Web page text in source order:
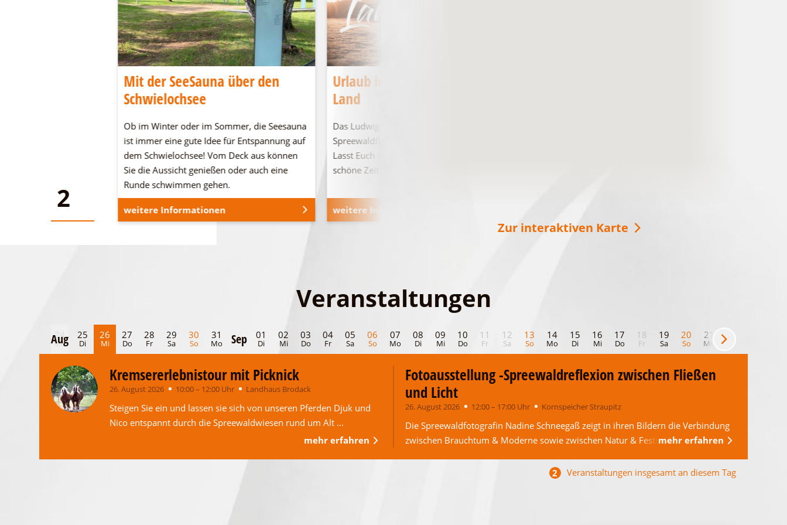
Mit der SeeSauna über den
Schwielochsee
Ob im Winter oder im Sommer, die Seesauna
ist immer eine gute Idee für Entspannung auf
dem Schwielochsee! Vom Deck aus können
Sie die Aussicht genießen oder auch eine
Runde schwimmen gehen.
weitere Informationen
Urlaub im Ludwig-Leichhardt-
Land
Das Ludwig-Leichhardt-Land an den
Spreewaldfließen, den Seen und in der Heide.
Lasst Euch inspirieren und verbringt eine
schöne Zeit bei …
weitere Informationen
2
Zur interaktiven Karte
Veranstaltungen
24
Mo
25
Di
26
Mi
27
Do
28
Fr
29
Sa
30
So
31
Mo Sep 01
Di
02
Mi
03
Do
04
Fr
05
Sa
06
So
07
Mo
08
Di
09
Mi
10
Do
11
Fr
12
Sa
13
So
14
Mo
15
Di
16
Mi
17
Do
18
Fr
19
Sa
20
So
21
Mo
Aug
Kremsererlebnistour mit Picknick
26. August 2026 10:00 – 12:00 Uhr Landhaus Brodack
Steigen Sie ein und lassen sie sich von unseren Pferden Djuk und
Nico entspannt durch die Spreewaldwiesen rund um Alt …
mehr erfahren
Fotoausstellung -Spreewaldreflexion zwischen Fließen
und Licht
26. August 2026 12:00 – 17:00 Uhr Kornspeicher Straupitz
Die Spreewaldfotografin Nadine Schneegaß zeigt in ihren Bildern die Verbindung
zwischen Brauchtum & Moderne sowie zwischen Natur & Festivitäten im …
mehr erfahren
2 Veranstaltungen insgesamt an diesem Tag